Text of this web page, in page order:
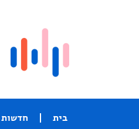
בית חדשות